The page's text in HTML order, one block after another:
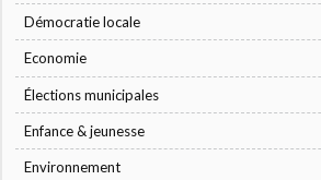
Démocratie locale
Economie
Élections municipales
Enfance & jeunesse
Environnement